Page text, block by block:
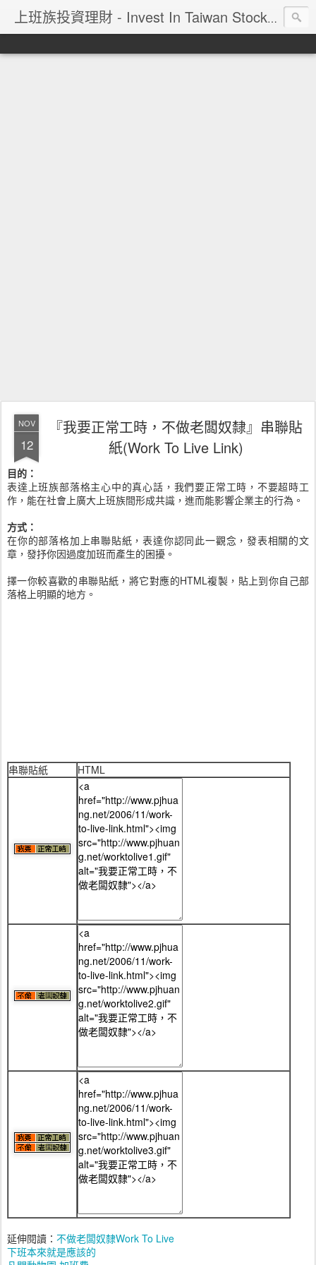
上班族投資理財 - Invest In Taiwan Stock Market
NOV
12
『我要正常工時，不做老闆奴隸』串聯貼
紙(Work To Live Link)
目的：
表達上班族部落格主心中的真心話，我們要正常工時，不要超時工
作，能在社會上廣大上班族間形成共識，進而能影響企業主的行為。
方式：
在你的部落格加上串聯貼紙，表達你認同此一觀念，發表相關的文
章，發抒你因過度加班而產生的困擾。
擇一你較喜歡的串聯貼紙，將它對應的HTML複製，貼上到你自己部
落格上明顯的地方。
串聯貼紙 HTML
延伸閱讀： 不做老闆奴隸Work To Live
下班本來就是應該的